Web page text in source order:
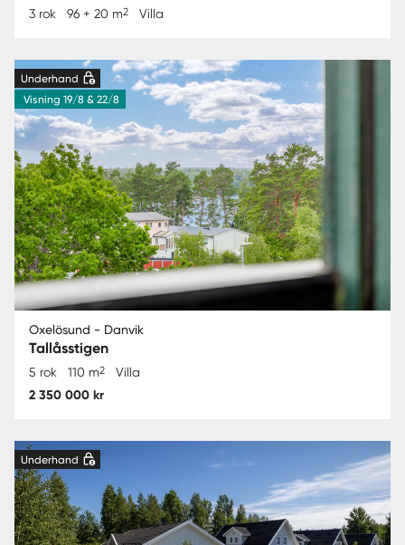
3 rok 96 + 20 m2 Villa
Underhand
Visning 19/8 & 22/8
Oxelösund - Danvik
Tallåsstigen
5 rok 110 m2 Villa
2 350 000 kr
Underhand